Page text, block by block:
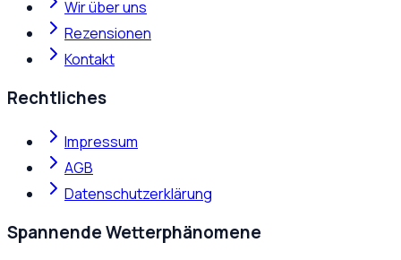
Wir über uns
Rezensionen
Kontakt
Rechtliches
Impressum
AGB
Datenschutzerklärung
Spannende Wetterphänomene